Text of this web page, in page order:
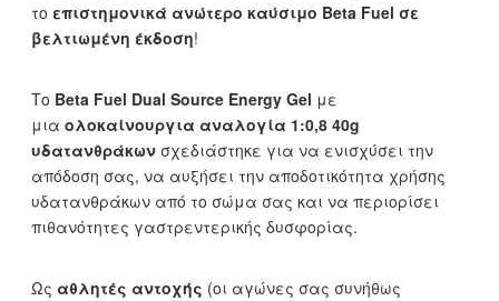
το επιστημονικά ανώτερο καύσιμο Beta Fuel σε
βελτιωμένη έκδοση!
Το Beta Fuel Dual Source Energy Gel με
μια ολοκαίνουργια αναλογία 1:0,8 40g
υδατανθράκων σχεδιάστηκε για να ενισχύσει την
απόδοση σας, να αυξήσει την αποδοτικότητα χρήσης
υδατανθράκων από το σώμα σας και να περιορίσει
πιθανότητες γαστρεντερικής δυσφορίας.
Ως αθλητές αντοχής (οι αγώνες σας συνήθως